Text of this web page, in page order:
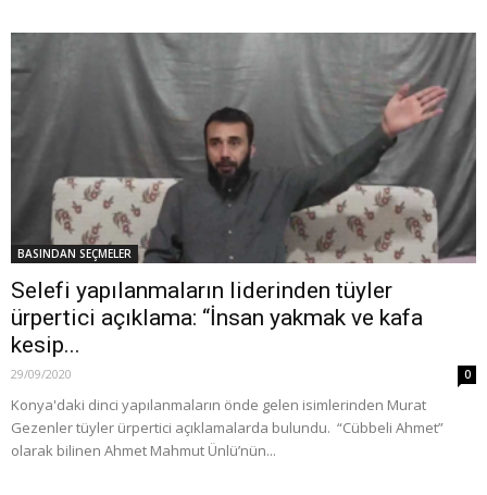
BASINDAN SEÇMELER
Selefi yapılanmaların liderinden tüyler
ürpertici açıklama: “İnsan yakmak ve kafa
kesip...
29/09/2020 0
Konya'daki dinci yapılanmaların önde gelen isimlerinden Murat
Gezenler tüyler ürpertici açıklamalarda bulundu. “Cübbeli Ahmet”
olarak bilinen Ahmet Mahmut Ünlü’nün...